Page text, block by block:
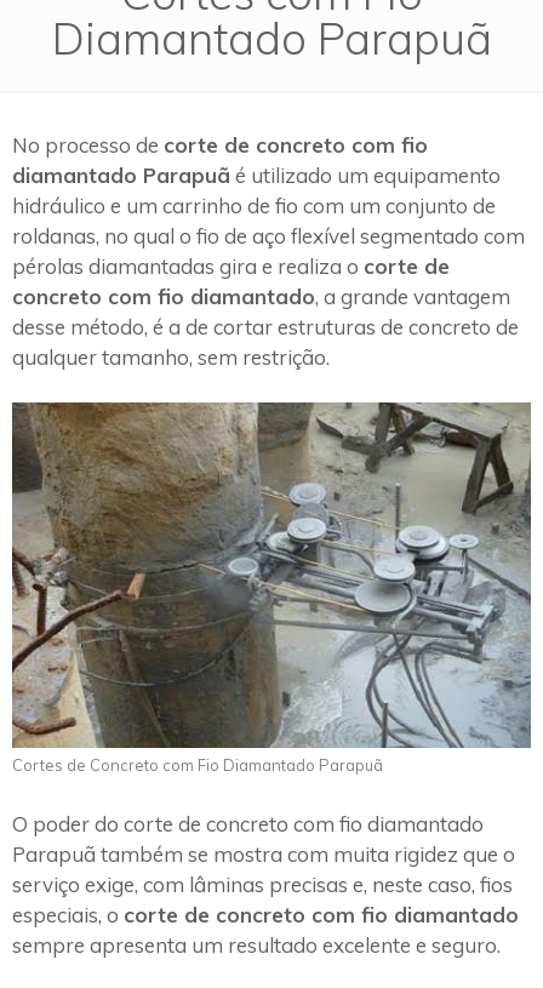
Diamantado Parapuã
No processo de corte de concreto com fio
diamantado Parapuã é utilizado um equipamento
hidráulico e um carrinho de fio com um conjunto de
roldanas, no qual o fio de aço flexível segmentado com
pérolas diamantadas gira e realiza o corte de
concreto com fio diamantado, a grande vantagem
desse método, é a de cortar estruturas de concreto de
qualquer tamanho, sem restrição.
Cortes de Concreto com Fio Diamantado Parapuã
O poder do corte de concreto com fio diamantado
Parapuã também se mostra com muita rigidez que o
serviço exige, com lâminas precisas e, neste caso, fios
especiais, o corte de concreto com fio diamantado
sempre apresenta um resultado excelente e seguro.